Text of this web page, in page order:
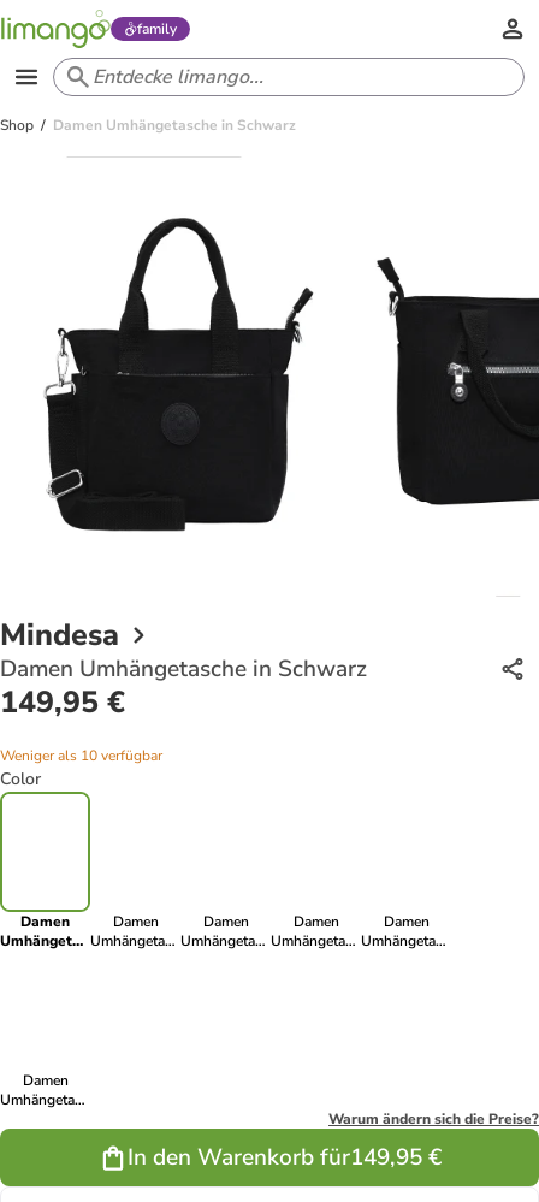
family
Shop Damen Umhängetasche in Schwarz
Mindesa
Damen Umhängetasche in Schwarz
149,95 €
Weniger als 10 verfügbar
Color
Damen
Umhängetasche
Damen
Umhängetasche
Damen
Umhängetasche
Damen
Umhängetasche
Damen
Umhängetasche
Damen
Umhängetasche
Warum ändern sich die Preise?
In den Warenkorb für149,95 €